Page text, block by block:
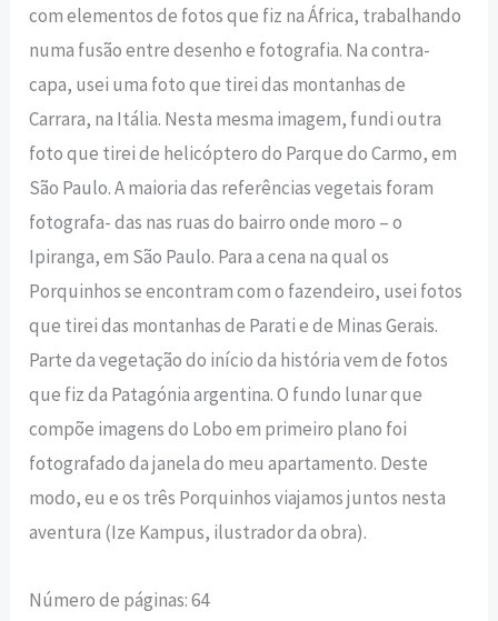
com elementos de fotos que fiz na África, trabalhando
numa fusão entre desenho e fotografia. Na contra-
capa, usei uma foto que tirei das montanhas de
Carrara, na Itália. Nesta mesma imagem, fundi outra
foto que tirei de helicóptero do Parque do Carmo, em
São Paulo. A maioria das referências vegetais foram
fotografa- das nas ruas do bairro onde moro – o
Ipiranga, em São Paulo. Para a cena na qual os
Porquinhos se encontram com o fazendeiro, usei fotos
que tirei das montanhas de Parati e de Minas Gerais.
Parte da vegetação do início da história vem de fotos
que fiz da Patagónia argentina. O fundo lunar que
compõe imagens do Lobo em primeiro plano foi
fotografado da janela do meu apartamento. Deste
modo, eu e os três Porquinhos viajamos juntos nesta
aventura (Ize Kampus, ilustrador da obra).
Número de páginas: 64